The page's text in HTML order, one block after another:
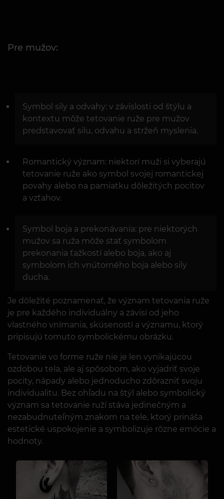
Pre mužov:
Symbol sily a odvahy: v závislosti od štýlu a
kontextu môže tetovanie ruže pre mužov
predstavovať silu, odvahu a stržeň myslenia.
Romantický význam: niektorí muži si vyberajú
tetovanie ruže ako symbol svojej romantickej
povahy alebo na pamiatku dôležitých pocitov
a vzťahov.
Symbol boja a prekonávania: pre niektorých
mužov sa ruža môže stať symbolom
prekonania ťažkostí alebo boja, ako aj
symbolom ich vnútorného boja alebo sily
ducha.
Je dôležité poznamenať, že význam tetovania ruže
je pre každého individuálny a závisí od jeho
vlastného vnímania, skúseností a významu, ktorý
pripisujú tomuto symbolickému obrázku.
Tetovanie vo forme ruže nie je len vynikajúcou
ozdobou tela, ale aj spôsobom, ako vyjadriť svoje
pocity, nápady alebo jednoducho zdôrazniť svoju
individualitu. Bez ohľadu na štýl alebo symbolický
význam sa tetovanie ruží stáva jedinečným a
nezabudnuteľným znakom na tele, ktorý prináša
estetické uspokojenie a symbolizuje rôzne emócie a
hodnoty.